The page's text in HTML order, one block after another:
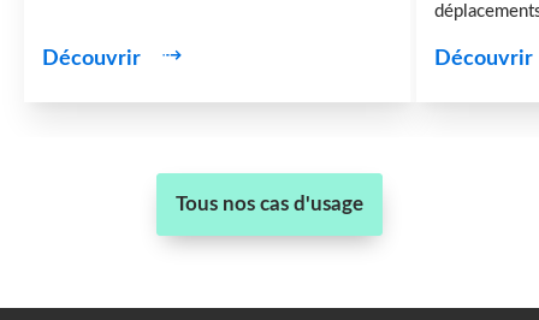
Découvrir Découvrir
Tous nos cas d'usage